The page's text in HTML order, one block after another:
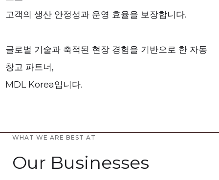
고객의 생산 안정성과 운영 효율을 보장합니다.
글로벌 기술과 축적된 현장 경험을 기반으로 한 자동
창고 파트너,
MDL Korea입니다.
WHAT WE ARE BEST AT
Our Businesses